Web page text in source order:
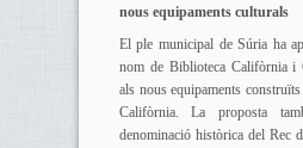
nous equipaments culturals
El ple municipal de Súria ha
nom de Biblioteca Califòrnia i
als nous equipaments
Califòrnia. La proposta
denominació històrica del Rec